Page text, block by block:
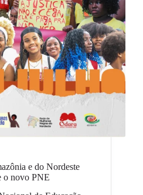
e do Nordeste
o novo PNE